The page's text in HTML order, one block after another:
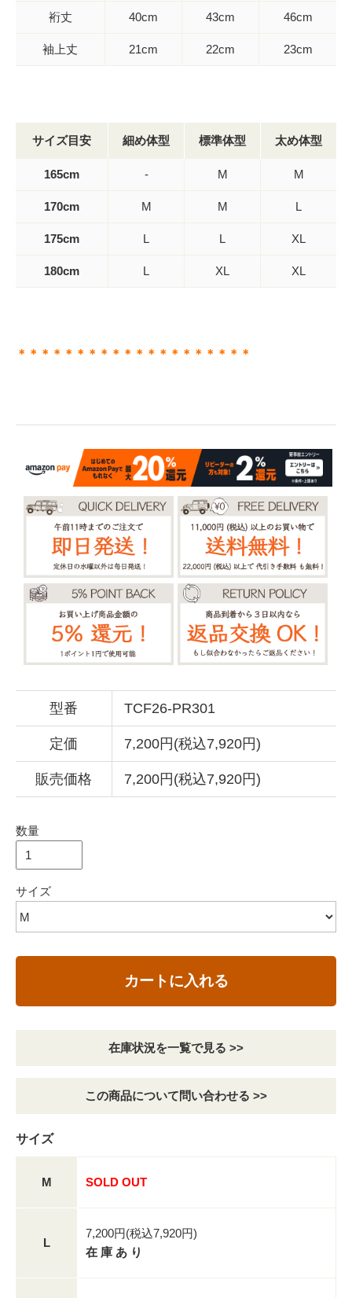
裄丈 40cm 43cm 46cm
袖上丈 21cm 22cm 23cm
サイズ目安 細め体型 標準体型 太め体型
165cm - M M
170cm M M L
175cm L L XL
180cm L XL XL
＊＊＊＊＊＊＊＊＊＊＊＊＊＊＊＊＊＊＊＊
型番 TCF26-PR301
定価 7,200円(税込7,920円)
販売価格 7,200円(税込7,920円)
数量
サイズ
カートに入れる
在庫状況を一覧で見る >>
この商品について問い合わせる >>
サイズ
M SOLD OUT
L
7,200円(税込7,920円)
在 庫 あ り